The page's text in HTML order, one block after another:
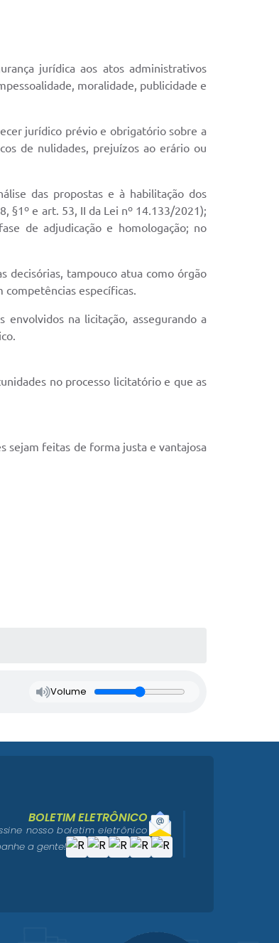
jurídica aos atos administrativos
moralidade, publicidade e
jurídico prévio e obrigatório sobre a
de nulidades, prejuízos ao erário ou
das propostas e à habilitação dos
§1º e art. 53, II da Lei nº 14.133/2021);
de adjudicação e homologação; no
decisórias, tampouco atua como órgão
competências específicas.
na licitação, assegurando a
no processo licitatório e que as
sejam feitas de forma justa e vantajosa
Volume
BOLETIM ELETRÔNICO
nosso boletim eletrônico
a gente!